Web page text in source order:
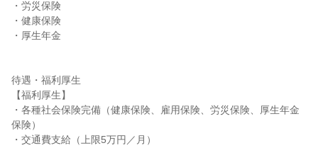
・労災保険
・健康保険
・厚生年金
待遇・福利厚生
【福利厚生】
・各種社会保険完備（健康保険、雇用保険、労災保険、厚生年金
保険）
・交通費支給（上限5万円／月）